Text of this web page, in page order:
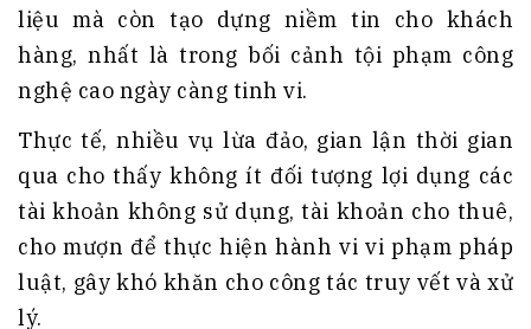
liệu mà còn tạo dựng niềm tin cho khách
hàng, nhất là trong bối cảnh tội phạm công
nghệ cao ngày càng tinh vi.
Thực tế, nhiều vụ lừa đảo, gian lận thời gian
qua cho thấy không ít đối tượng lợi dụng các
tài khoản không sử dụng, tài khoản cho thuê,
cho mượn để thực hiện hành vi vi phạm pháp
luật, gây khó khăn cho công tác truy vết và xử
lý.